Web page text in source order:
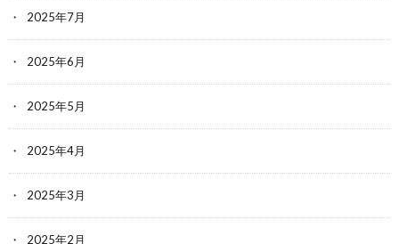
2025年7月
2025年6月
2025年5月
2025年4月
2025年3月
2025年2月